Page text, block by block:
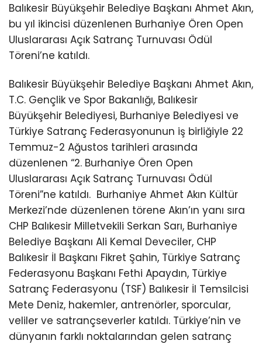
Balıkesir Büyükşehir Belediye Başkanı Ahmet Akın,
bu yıl ikincisi düzenlenen Burhaniye Ören Open
Uluslararası Açık Satranç Turnuvası Ödül
Töreni’ne katıldı.
Balıkesir Büyükşehir Belediye Başkanı Ahmet Akın,
T.C. Gençlik ve Spor Bakanlığı, Balıkesir
Büyükşehir Belediyesi, Burhaniye Belediyesi ve
Türkiye Satranç Federasyonunun iş birliğiyle 22
Temmuz-2 Ağustos tarihleri arasında
düzenlenen “2. Burhaniye Ören Open
Uluslararası Açık Satranç Turnuvası Ödül
Töreni”ne katıldı. Burhaniye Ahmet Akın Kültür
Merkezi’nde düzenlenen törene Akın’ın yanı sıra
CHP Balıkesir Milletvekili Serkan Sarı, Burhaniye
Belediye Başkanı Ali Kemal Deveciler, CHP
Balıkesir İl Başkanı Fikret Şahin, Türkiye Satranç
Federasyonu Başkanı Fethi Apaydın, Türkiye
Satranç Federasyonu (TSF) Balıkesir İl Temsilcisi
Mete Deniz, hakemler, antrenörler, sporcular,
veliler ve satrançseverler katıldı. Türkiye’nin ve
dünyanın farklı noktalarından gelen satranç